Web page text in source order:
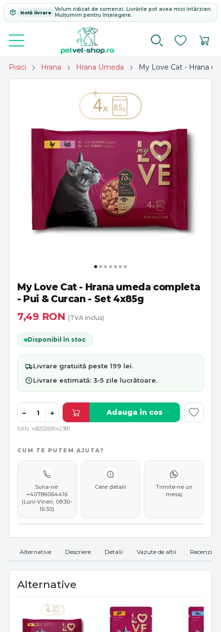
Notă livrare
Volum ridicat de comenzi. Livrările pot avea mici întârzieri.
Mulțumim pentru înțelegere.
Pisici Hrana Hrana Umeda My Love Cat - Hrana
My Love Cat - Hrana umeda completa
- Pui & Curcan - Set 4x85g
7,49 RON (TVA inclus)
Disponibil în stoc
Livrare gratuită peste 199 lei.
Livrare estimată: 3-5 zile lucrătoare.
EAN 4820269142381
− + Adauga in cos
CUM TE PUTEM AJUTA?
Suna-ne:
+40786064416
(Luni-Vineri, 08:30-
16:30)
Cere detalii
Trimite-ne un
mesaj
Alternative Descriere Detalii Vazute de altii Recenzii
Alternative